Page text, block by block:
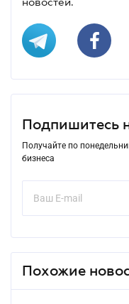
Подпишитесь
Получайте по
бизнеса
Похожие